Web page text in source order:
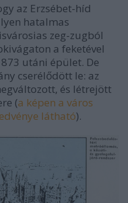
az Erzsébet-híd
hatalmas
zeg-zugból
a feketével
utáni épület. De
cserélődött le: az
és létrejött
(a képen a város
látható).